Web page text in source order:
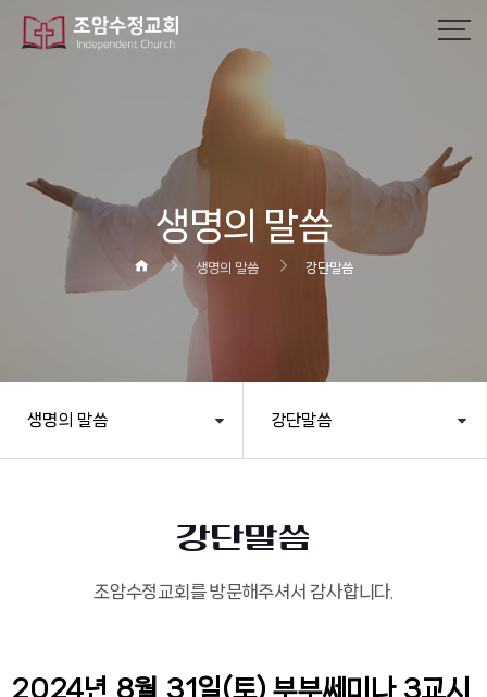
생명의 말씀
생명의 말씀 강단말씀
생명의 말씀 강단말씀
강단말씀
조암수정교회를 방문해주셔서 감사합니다.
2024년 8월 31일(토) 부부쎄미나 3교시